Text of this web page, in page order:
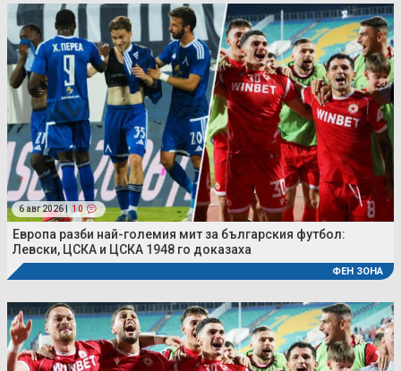
6 авг 2026 | 10
Европа разби най-големия мит за българския футбол:
Левски, ЦСКА и ЦСКА 1948 го доказаха
ФЕН ЗОНА